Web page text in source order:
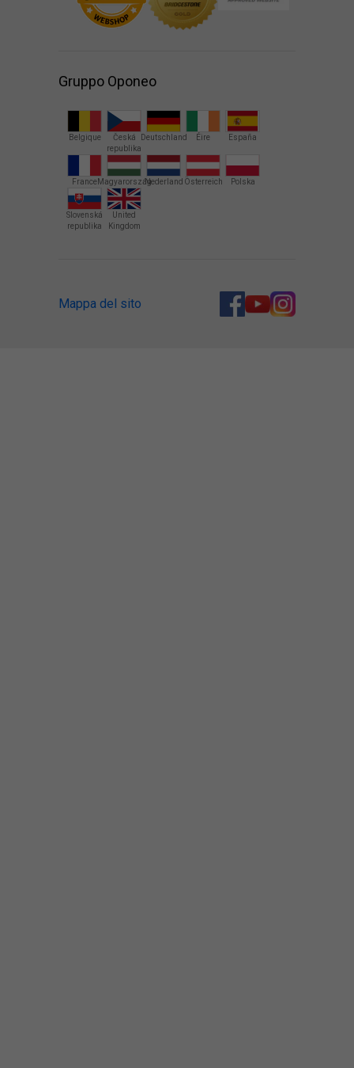
Gruppo Oponeo
Belgique
Česká
republika
Deutschland Éire España
FranceMagyarországNederland Österreich Polska
Slovenská
republika
United
Kingdom
Mappa del sito